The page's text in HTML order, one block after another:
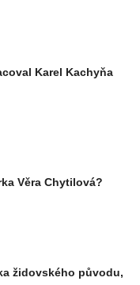
Karel Kachyňa
Věra Chytilová?
židovského původu,